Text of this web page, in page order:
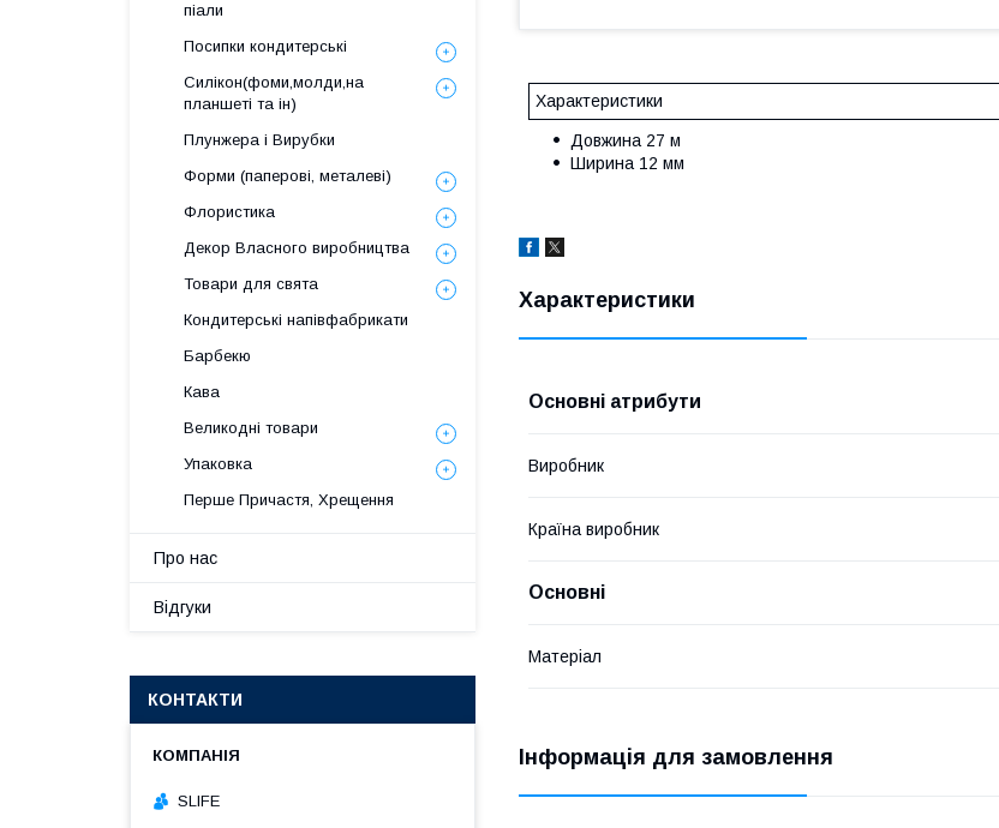
Характеристики
Довжина 27 м
Ширина 12 мм
Характеристики
Основні атрибути
Виробник
Країна виробник
Основні
Матеріал
Інформація для замовлення
піали
Посипки кондитерські
Силікон(фоми,молди,на
планшеті та ін)
Плунжера і Вирубки
Форми (паперові, металеві)
Флористика
Декор Власного виробництва
Товари для свята
Кондитерські напівфабрикати
Барбекю
Кава
Великодні товари
Упаковка
Перше Причастя, Хрещення
Про нас
Відгуки
КОНТАКТИ
SLIFE